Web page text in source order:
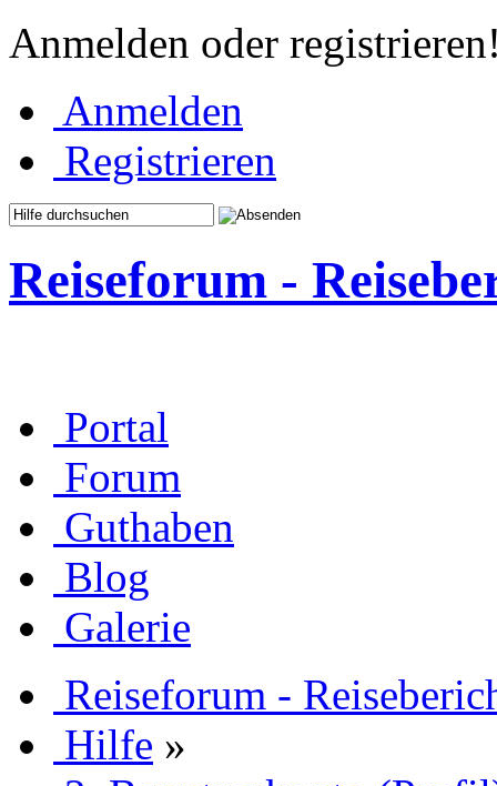
Anmelden oder
Anmelden
Registrieren
Reiseforum -
Portal
Forum
Guthaben
Blog
Galerie
Reiseforum -
Hilfe »